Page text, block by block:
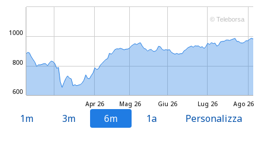
Mag 26 Lug 26
Apr 26 Giu 26 Ago 26
600
800
1000
© Teleborsa
1m 3m 6m 1a Personalizza